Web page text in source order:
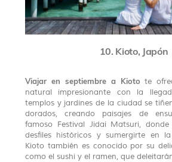
10. Kioto, Japón
Viajar en septiembre a Kioto te
natural impresionante con la
templos y jardines de la ciudad se
dorados, creando paisajes de
famoso Festival Jidai Matsuri,
desfiles históricos y sumergirte en
Kioto también es conocido por su
como el sushi y el ramen, que